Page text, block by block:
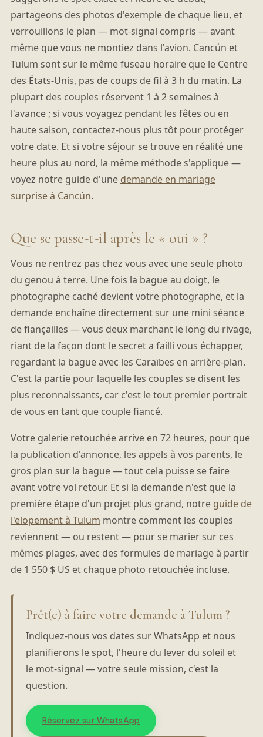
partageons des photos d'exemple de chaque lieu, et
verrouillons le plan — mot-signal compris — avant
même que vous ne montiez dans l'avion. Cancún et
Tulum sont sur le même fuseau horaire que le Centre
des États-Unis, pas de coups de fil à 3 h du matin. La
plupart des couples réservent 1 à 2 semaines à
l'avance ; si vous voyagez pendant les fêtes ou en
haute saison, contactez-nous plus tôt pour protéger
votre date. Et si votre séjour se trouve en réalité une
heure plus au nord, la même méthode s'applique —
voyez notre guide d'une demande en mariage
surprise à Cancún.
Que se passe-t-il après le « oui » ?
Vous ne rentrez pas chez vous avec une seule photo
du genou à terre. Une fois la bague au doigt, le
photographe caché devient votre photographe, et la
demande enchaîne directement sur une mini séance
de fiançailles — vous deux marchant le long du rivage,
riant de la façon dont le secret a failli vous échapper,
regardant la bague avec les Caraïbes en arrière-plan.
C'est la partie pour laquelle les couples se disent les
plus reconnaissants, car c'est le tout premier portrait
de vous en tant que couple fiancé.
Votre galerie retouchée arrive en 72 heures, pour que
la publication d'annonce, les appels à vos parents, le
gros plan sur la bague — tout cela puisse se faire
avant votre vol retour. Et si la demande n'est que la
première étape d'un projet plus grand, notre guide de
l'elopement à Tulum montre comment les couples
reviennent — ou restent — pour se marier sur ces
mêmes plages, avec des formules de mariage à partir
de 1 550 $ US et chaque photo retouchée incluse.
Prêt(e) à faire votre demande à Tulum ?
Indiquez-nous vos dates sur WhatsApp et nous
planifierons le spot, l'heure du lever du soleil et
le mot-signal — votre seule mission, c'est la
question.
Réservez sur WhatsApp